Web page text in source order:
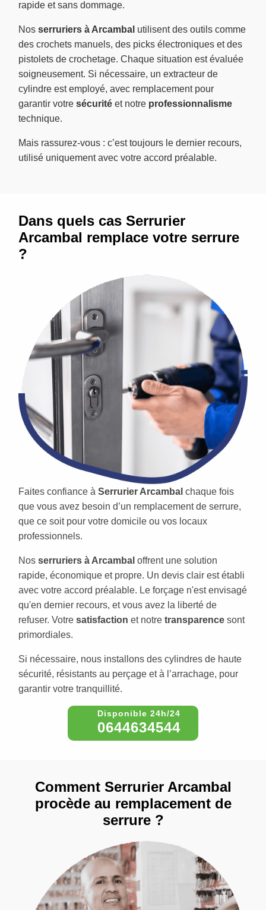
rapide et sans dommage.
Nos serruriers à Arcambal utilisent des outils comme
des crochets manuels, des picks électroniques et des
pistolets de crochetage. Chaque situation est évaluée
soigneusement. Si nécessaire, un extracteur de
cylindre est employé, avec remplacement pour
garantir votre sécurité et notre professionnalisme
technique.
Mais rassurez-vous : c’est toujours le dernier recours,
utilisé uniquement avec votre accord préalable.
Dans quels cas Serrurier
Arcambal remplace votre serrure
?
Faites confiance à Serrurier Arcambal chaque fois
que vous avez besoin d’un remplacement de serrure,
que ce soit pour votre domicile ou vos locaux
professionnels.
Nos serruriers à Arcambal offrent une solution
rapide, économique et propre. Un devis clair est établi
avec votre accord préalable. Le forçage n'est envisagé
qu'en dernier recours, et vous avez la liberté de
refuser. Votre satisfaction et notre transparence sont
primordiales.
Si nécessaire, nous installons des cylindres de haute
sécurité, résistants au perçage et à l’arrachage, pour
garantir votre tranquillité.
0644634544
Comment Serrurier Arcambal
procède au remplacement de
serrure ?